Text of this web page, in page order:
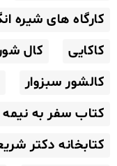
کارگاه های شیره
کاکایی
کال
کالشور سبزوار
کتاب سفر به
کتابخانه دکتر